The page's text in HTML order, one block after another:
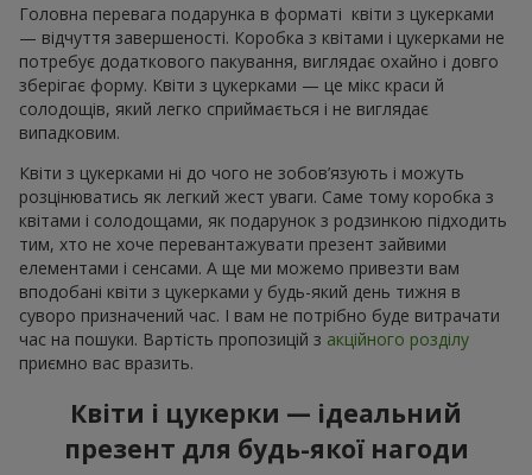
Головна перевага подарунка в форматі квіти з цукерками
— відчуття завершеності. Коробка з квітами і цукерками не
потребує додаткового пакування, виглядає охайно і довго
зберігає форму. Квіти з цукерками — це мікс краси й
солодощів, який легко сприймається і не виглядає
випадковим.
Квіти з цукерками ні до чого не зобов’язують і можуть
розцінюватись як легкий жест уваги. Саме тому коробка з
квітами і солодощами, як подарунок з родзинкою підходить
тим, хто не хоче перевантажувати презент зайвими
елементами і сенсами. А ще ми можемо привезти вам
вподобані квіти з цукерками у будь-який день тижня в
суворо призначений час. І вам не потрібно буде витрачати
час на пошуки. Вартість пропозицій з акційного розділу
приємно вас вразить.
Квіти і цукерки — ідеальний
презент для будь-якої нагоди